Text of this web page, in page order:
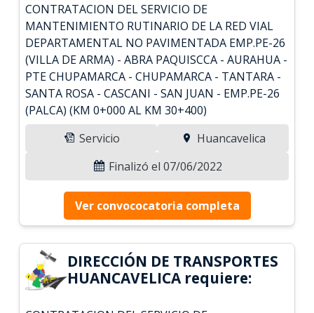
CONTRATACION DEL SERVICIO DE
MANTENIMIENTO RUTINARIO DE LA RED VIAL
DEPARTAMENTAL NO PAVIMENTADA EMP.PE-26
(VILLA DE ARMA) - ABRA PAQUISCCA - AURAHUA -
PTE CHUPAMARCA - CHUPAMARCA - TANTARA -
SANTA ROSA - CASCANI - SAN JUAN - EMP.PE-26
(PALCA) (KM 0+000 AL KM 30+400)
Servicio
Huancavelica
Finalizó el 07/06/2022
Ver convococatoria completa
DIRECCIÓN DE TRANSPORTES
HUANCAVELICA requiere: